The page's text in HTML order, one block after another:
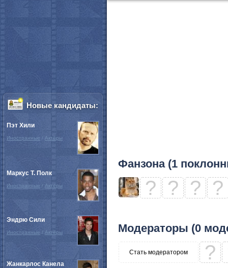
Фанзона (1
? ? ? ?
Модераторы (0
Стать модератором ?
Новые кандидаты:
Пэт Хили
Иностранные / Актёры
Маркус Т. Полк
Иностранные / Актёры
Эндрю Сили
Иностранные / Актёры
Жанкарлос Канела